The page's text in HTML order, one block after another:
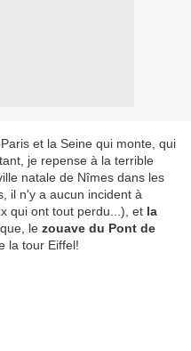
et la Seine qui monte, qui
je repense à la terrible
natale de Nîmes dans les
il n'y a aucun incident à
qui ont tout perdu...), et la
le zouave du Pont de
la tour Eiffel!